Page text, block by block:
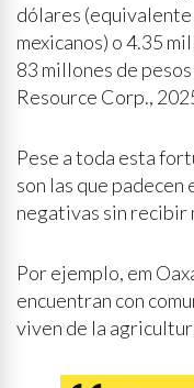
dólares (equivalente
mexicanos) o 4.35
83 millones de
Resource Corp.,
Pese a toda esta
son las que padecen
negativas sin recibir
Por ejemplo, em
encuentran con
viven de la